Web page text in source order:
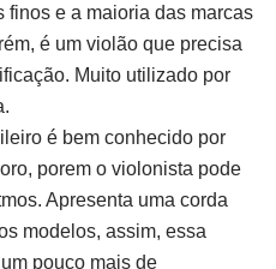
finos e a maioria das marcas
é um violão que precisa
Muito utilizado por
é bem conhecido por
porem o violonista pode
Apresenta uma corda
modelos, assim, essa
pouco mais de